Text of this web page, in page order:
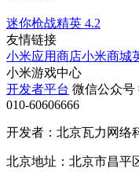
迷你枪战精英 4.2
友情链接
小米应用商店小米商城
小米游戏中心
开发者平台 微信公众号
010-60606666
开发者：北京瓦力网络
北京地址：北京市昌平